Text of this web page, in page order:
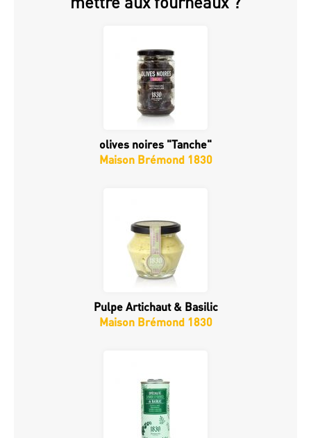
olives noires "Tanche"
Maison Brémond 1830
Pulpe Artichaut & Basilic
Maison Brémond 1830